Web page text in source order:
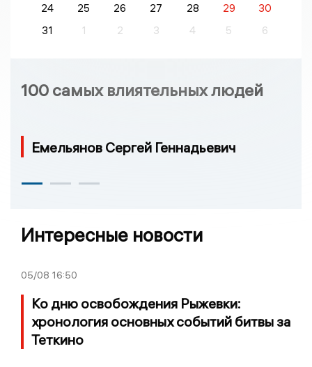
24
25 26 27 28 29
30
31
1 2 3 4 5 6
100 самых влиятельных людей
Емельянов Сергей Геннадьевич
Интересные новости
05/08 16:50
Ко дню освобождения Рыжевки:
хронология основных событий битвы за
Теткино